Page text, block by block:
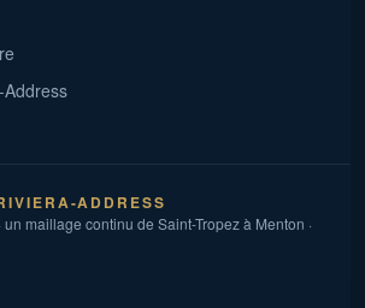
ADDRESS
maillage continu de Saint-Tropez à Menton ·